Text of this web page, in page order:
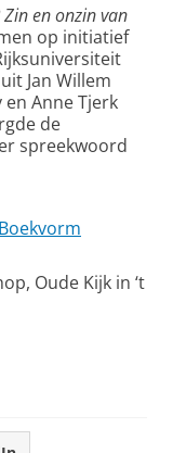
en onzin van
op initiatief
Jan Willem
en Anne Tjerk
de
spreekwoord
Oude Kijk in ‘t